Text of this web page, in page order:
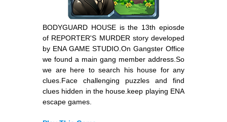
BODYGUARD HOUSE is the 13th epiosde
of REPORTER'S MURDER story developed
by ENA GAME STUDIO.On Gangster Office
we found a main gang member address.So
we are here to search his house for any
clues.Face challenging puzzles and find
clues hidden in the house.keep playing ENA
escape games.